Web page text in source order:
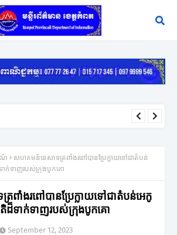
ណ៍
សហគមន៍នេសាទត្រពាំងរពៅបានប្រែក្លាយទៅជាតំបន់
ាក់ទាញរបស់ក្រុងបូកគោ
ពាំងរពៅបានប្រែក្លាយទៅជាតំបន់អេកូ
ដ៏ទាក់ទាញរបស់ក្រុងបូកគោ
September 12, 2023